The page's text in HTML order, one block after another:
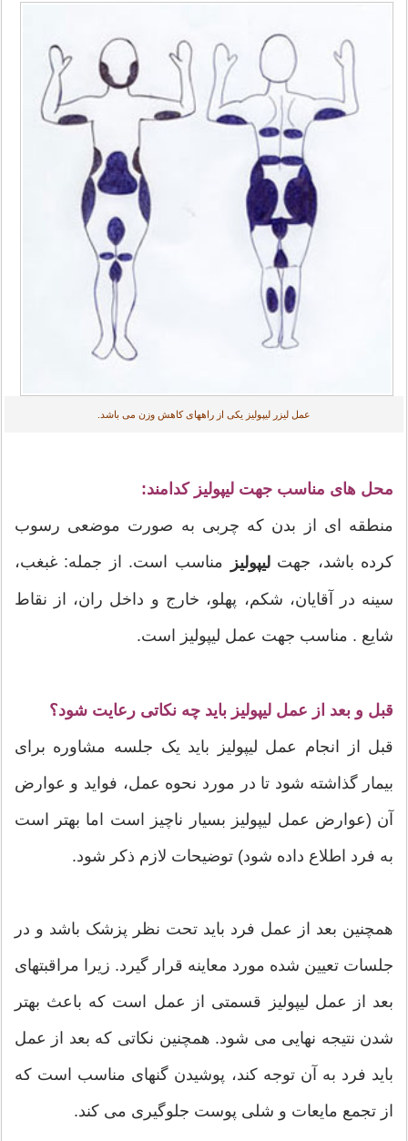
عمل لیزر لیپولیز یکی از راههای کاهش وزن می باشد.
محل های مناسب جهت ليپوليز کدامند:
منطقه ای از بدن که چربی به صورت موضعی رسوب
کرده باشد، جهتليپوليز مناسب است. از جمله: غبغب،
سينه در آقايان، شکم، پهلو، خارج و داخل ران، از نقاط
شايع . مناسب جهت عمل ليپوليز است.
قبل و بعد از عمل ليپوليز بايد چه نکاتی رعايت شود؟
قبل از انجام عمل ليپوليز بايد يک جلسه مشاوره برای
بيمار گذاشته شود تا در مورد نحوه عمل، فوايد و عوارض
آن (عوارض عمل ليپوليز بسيار ناچيز است اما بهتر است
به فرد اطلاع داده شود) توضيحات لازم ذکر شود.
همچنين بعد از عمل فرد بايد تحت نظر پزشک باشد و در
جلسات تعيين شده مورد معاينه قرار گيرد. زيرا مراقبتهای
بعد از عمل ليپوليز قسمتی از عمل است که باعث بهتر
شدن نتيجه نهايی می شود. همچنين نکاتی که بعد از عمل
بايد فرد به آن توجه کند، پوشيدن گنهای مناسب است که
از تجمع مايعات و شلی پوست جلوگيری می کند.